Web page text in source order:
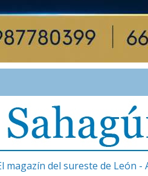
magazín del sureste de León -